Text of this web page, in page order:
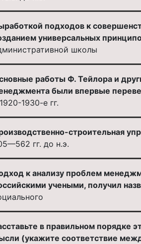
подходов к
универсальных
школы
работы Ф. Тейлора и
были впервые
1930-е гг.
строительная
гг. до н.э.
к анализу проблем
учеными, получил
в правильном порядке
(укажите соответствие